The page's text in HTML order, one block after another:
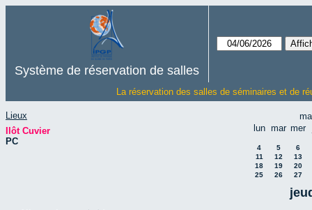
Système de réservation de salles
La réservation des salles de séminaires et de
Lieux
Ilôt Cuvier
PC
lun mar mer
4 5
6
11
12
13
18
19
20
25
26 27